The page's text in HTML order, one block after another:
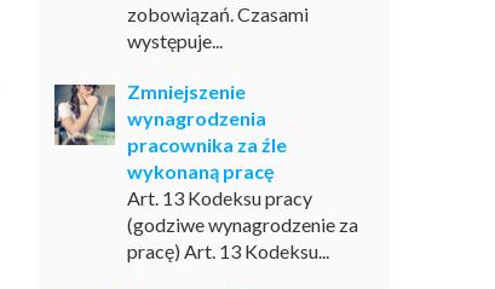
zobowiązań. Czasami
występuje...
Zmniejszenie
wynagrodzenia
pracownika za źle
wykonaną pracę
Art. 13 Kodeksu pracy
(godziwe wynagrodzenie za
pracę) Art. 13 Kodeksu...